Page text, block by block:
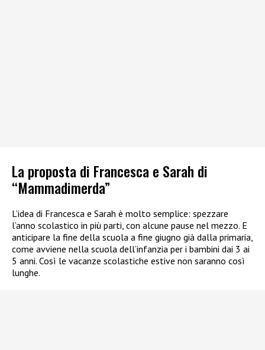
La proposta di Francesca e Sarah di
“Mammadimerda”
L’idea di Francesca e Sarah è molto semplice: spezzare
l’anno scolastico in più parti, con alcune pause nel mezzo. E
anticipare la fine della scuola a fine giugno già dalla primaria,
come avviene nella scuola dell’infanzia per i bambini dai 3 ai
5 anni. Così le vacanze scolastiche estive non saranno così
lunghe.